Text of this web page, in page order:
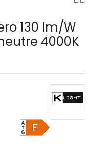
130 lm/W
4000K